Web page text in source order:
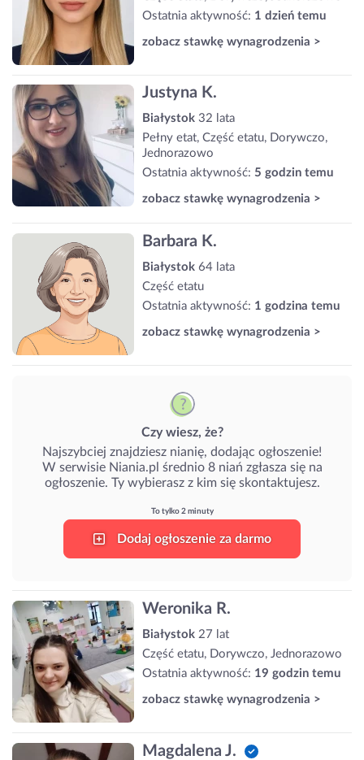
Ostatnia aktywność: 1 dzień temu
zobacz stawkę wynagrodzenia >
Justyna K.
Białystok 32 lata
Pełny etat, Część etatu, Dorywczo,
Jednorazowo
Ostatnia aktywność: 5 godzin temu
zobacz stawkę wynagrodzenia >
Barbara K.
Białystok 64 lata
Część etatu
Ostatnia aktywność: 1 godzina temu
zobacz stawkę wynagrodzenia >
Czy wiesz, że?
Najszybciej znajdziesz nianię, dodając ogłoszenie!
W serwisie Niania.pl średnio 8 niań zgłasza się na
ogłoszenie. Ty wybierasz z kim się skontaktujesz.
To tylko 2 minuty
Dodaj ogłoszenie za darmo
Weronika R.
Białystok 27 lat
Część etatu, Dorywczo, Jednorazowo
Ostatnia aktywność: 19 godzin temu
zobacz stawkę wynagrodzenia >
Magdalena J.